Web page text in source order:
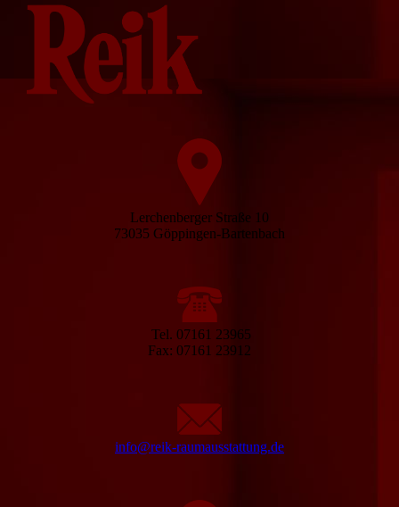
Lerchenberger Straße 10
73035 Göppingen-Bartenbach
Tel. 07161 23965
Fax: 07161 23912
info@reik-raumausstattung.de